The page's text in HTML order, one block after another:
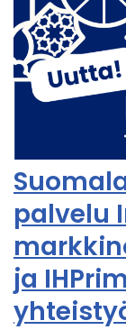
palvelu
ja